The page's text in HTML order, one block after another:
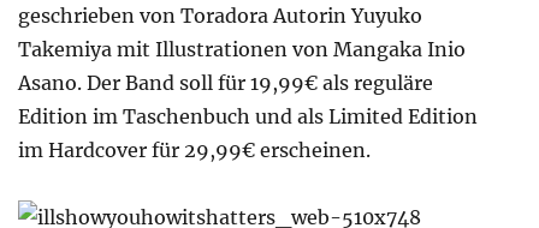
geschrieben von Toradora Autorin Yuyuko
Takemiya mit Illustrationen von Mangaka Inio
Asano. Der Band soll für 19,99€ als reguläre
Edition im Taschenbuch und als Limited Edition
im Hardcover für 29,99€ erscheinen.